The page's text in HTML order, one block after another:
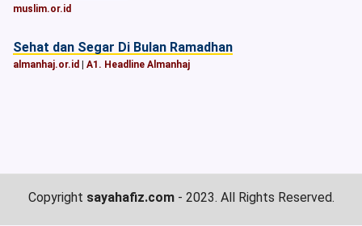
muslim.or.id
Sehat dan Segar Di Bulan Ramadhan
almanhaj.or.id A1. Headline Almanhaj
Copyright sayahafiz.com- 2023. All Rights Reserved.